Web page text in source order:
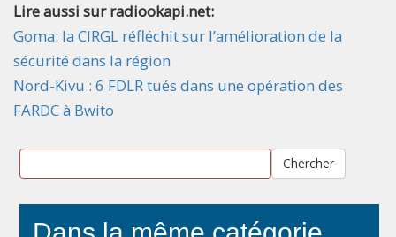
Lire aussi sur radiookapi.net:
Goma: la CIRGL réfléchit sur l’amélioration de la
sécurité dans la région
Nord-Kivu : 6 FDLR tués dans une opération des
FARDC à Bwito
Chercher